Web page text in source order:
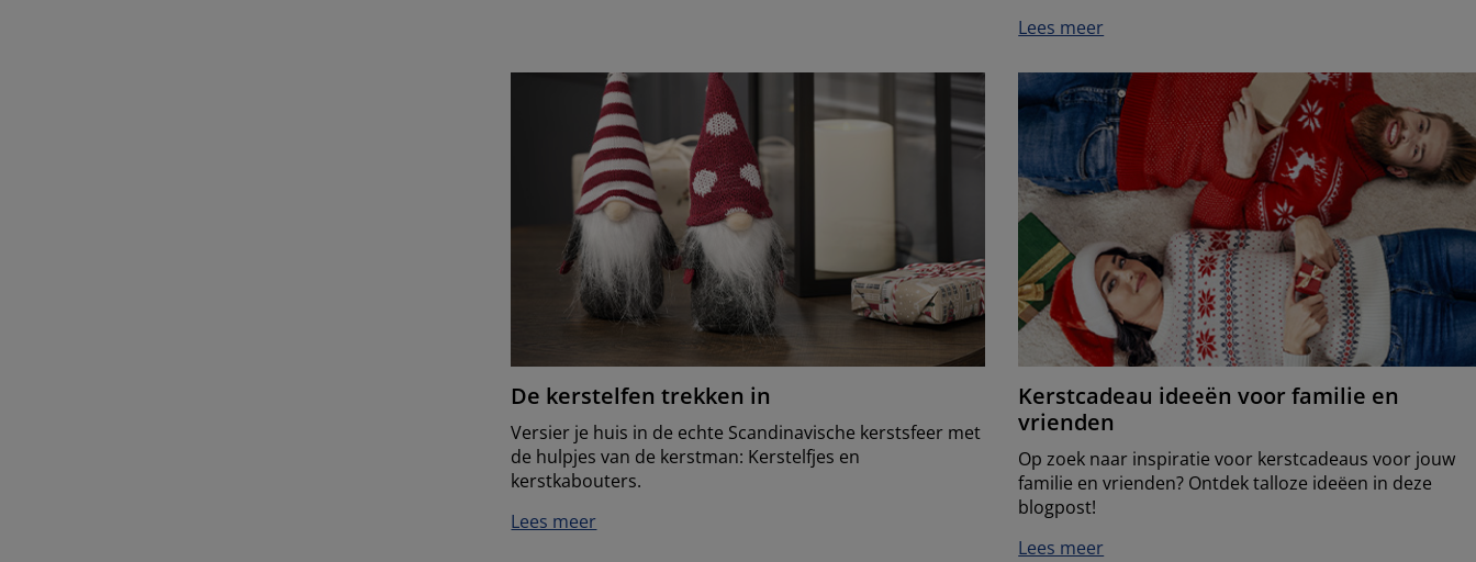
Lees meer
De kerstelfen trekken in
Versier je huis in de echte Scandinavische kerstsfeer met
de hulpjes van de kerstman: Kerstelfjes en
kerstkabouters.
Lees meer
Kerstcadeau ideeën voor familie en
vrienden
Op zoek naar inspiratie voor kerstcadeaus voor jouw
familie en vrienden? Ontdek talloze ideëen in deze
blogpost!
Lees meer